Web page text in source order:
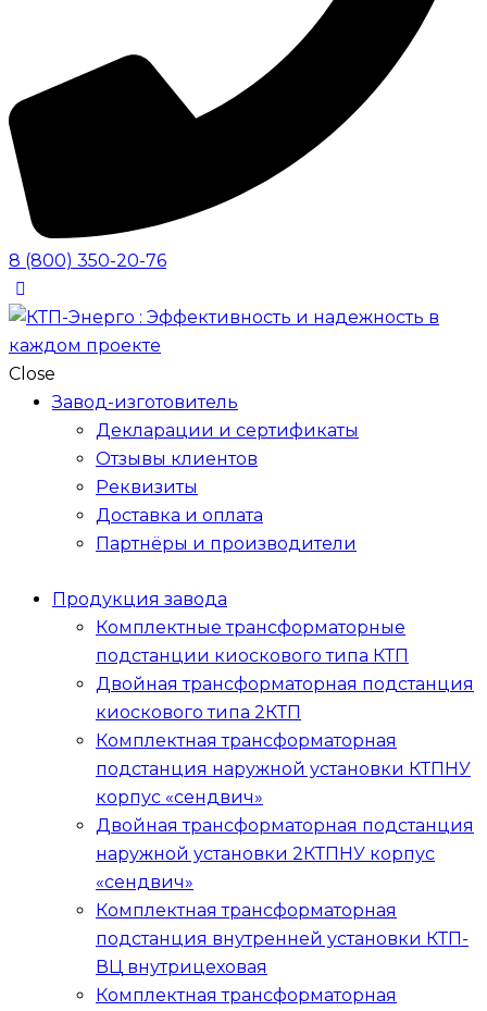
8 (800) 350-20-76
Close
Завод-изготовитель
Декларации и сертификаты
Отзывы клиентов
Реквизиты
Доставка и оплата
Партнёры и производители
Продукция завода
Комплектные трансформаторные
подстанции киоскового типа КТП
Двойная трансформаторная подстанция
киоскового типа 2КТП
Комплектная трансформаторная
подстанция наружной установки КТПНУ
корпус «сендвич»
Двойная трансформаторная подстанция
наружной установки 2КТПНУ корпус
«сендвич»
Комплектная трансформаторная
подстанция внутренней установки КТП-
ВЦ внутрицеховая
Комплектная трансформаторная